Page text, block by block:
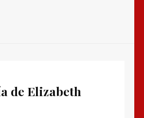
de Elizabeth